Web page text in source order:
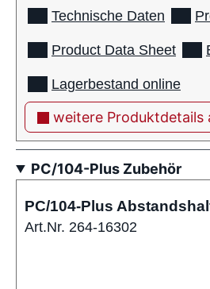
Technische Daten
Product Data Sheet
Lagerbestand online
weitere Produktdetails
PC/104-Plus Zubehör
PC/104-Plus
Art.Nr. 264-16302